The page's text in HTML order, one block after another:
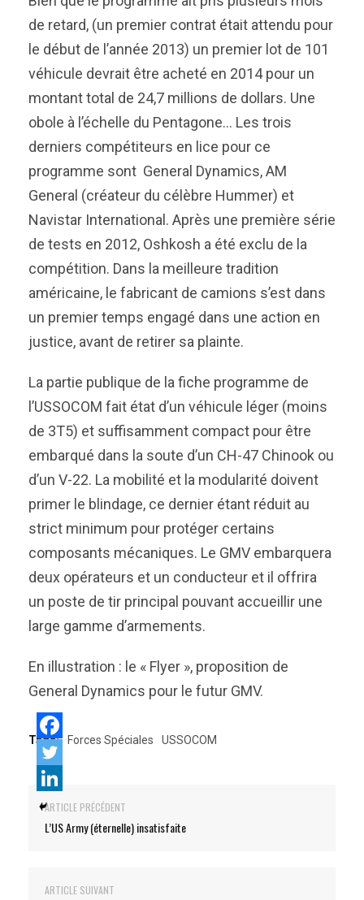
de retard, (un premier contrat était attendu pour
le début de l’année 2013) un premier lot de 101
véhicule devrait être acheté en 2014 pour un
montant total de 24,7 millions de dollars. Une
obole à l’échelle du Pentagone… Les trois
derniers compétiteurs en lice pour ce
programme sont General Dynamics, AM
General (créateur du célèbre Hummer) et
Navistar International. Après une première série
de tests en 2012, Oshkosh a été exclu de la
compétition. Dans la meilleure tradition
américaine, le fabricant de camions s’est dans
un premier temps engagé dans une action en
justice, avant de retirer sa plainte.
La partie publique de la fiche programme de
l’USSOCOM fait état d’un véhicule léger (moins
de 3T5) et suffisamment compact pour être
embarqué dans la soute d’un CH-47 Chinook ou
d’un V-22. La mobilité et la modularité doivent
primer le blindage, ce dernier étant réduit au
strict minimum pour protéger certains
composants mécaniques. Le GMV embarquera
deux opérateurs et un conducteur et il offrira
un poste de tir principal pouvant accueillir une
large gamme d’armements.
En illustration : le « Flyer », proposition de
General Dynamics pour le futur GMV.
Tags: Forces Spéciales USSOCOM
ARTICLE PRÉCÉDENT
L’US Army (éternelle) insatisfaite
ARTICLE SUIVANT